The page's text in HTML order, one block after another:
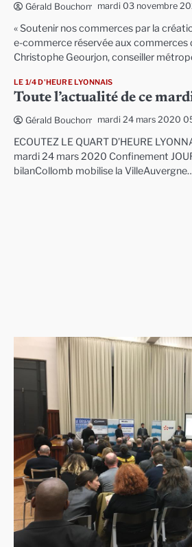
Gérald Bouchon mardi 03 novembre
« Soutenir nos commerces par la
e-commerce réservée aux commerces
Christophe Geourjon, conseiller
LE 1/4 D'HEURE LYONNAIS
Toute l’actualité de ce
Gérald Bouchon mardi 24 mars 2020
ECOUTEZ LE QUART D’HEURE
mardi 24 mars 2020 Confinement
bilanCollomb mobilise la